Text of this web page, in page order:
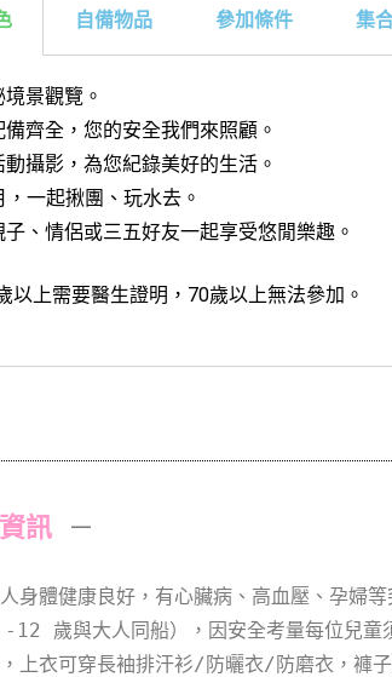
自備物品 參加條件 集
境景觀覽。
備齊全，您的安全我們來照顧。
動攝影，為您紀錄美好的生活。
，一起揪團、玩水去。
子、情侶或三五好友一起享受悠閒樂趣。
以上需要醫生證明，70歲以上無法參加。
訊 －
人身體健康良好，有心臟病、高血壓、孕婦
12 歲與大人同船），因安全考量每位兒童
，上衣可穿長袖排汗衫/防曬衣/防磨衣，褲